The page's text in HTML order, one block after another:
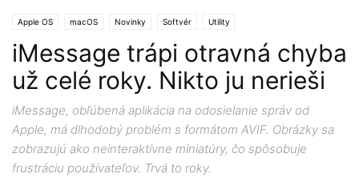
Apple OS macOS Novinky Softvér Utility
iMessage trápi otravná chyba
už celé roky. Nikto ju nerieši
iMessage, obľúbená aplikácia na odosielanie správ od
Apple, má dlhodobý problém s formátom AVIF. Obrázky sa
zobrazujú ako neinteraktívne miniatúry, čo spôsobuje
frustráciu používateľov.​ Trvá to roky.